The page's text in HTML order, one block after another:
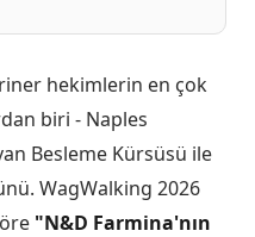
hekimlerin en çok
biri - Naples
Besleme Kürsüsü ile
WagWalking 2026
"N&D Farmina'nın